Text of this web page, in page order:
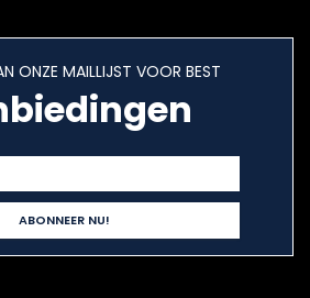
ONZE MAILLIJST VOOR BEST